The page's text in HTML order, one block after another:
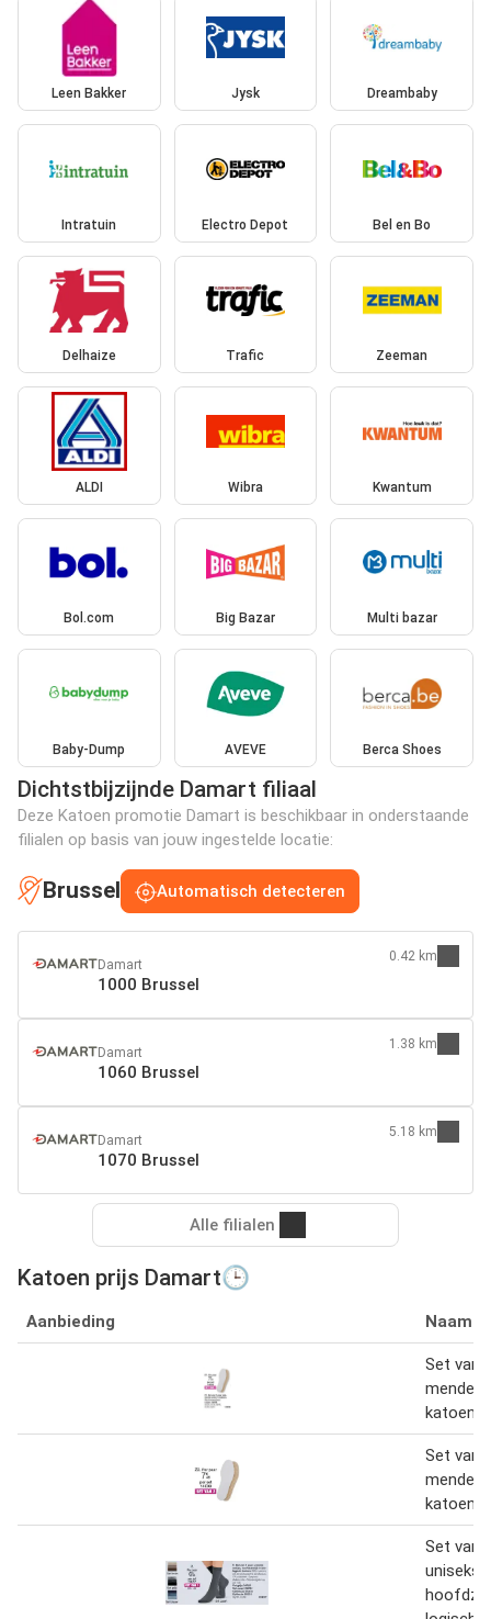
Leen Bakker Jysk Dreambaby
Intratuin Electro Depot Bel en Bo
Delhaize Trafic Zeeman
ALDI Wibra Kwantum
Bol.com Big Bazar Multi bazar
Baby-Dump AVEVE Berca Shoes
Dichtstbijzijnde Damart filiaal
Deze Katoen promotie Damart is beschikbaar in onderstaande
filialen op basis van jouw ingestelde locatie:
Brussel Automatisch detecteren
Damart
1000 Brussel
0.42 km
Damart
1060 Brussel
1.38 km
Damart
1070 Brussel
5.18 km
Alle filialen
Katoen prijs Damart🕒
Aanbieding Naam
Set van
mende
katoen
Set van
mende
katoen
Set van
uniseks